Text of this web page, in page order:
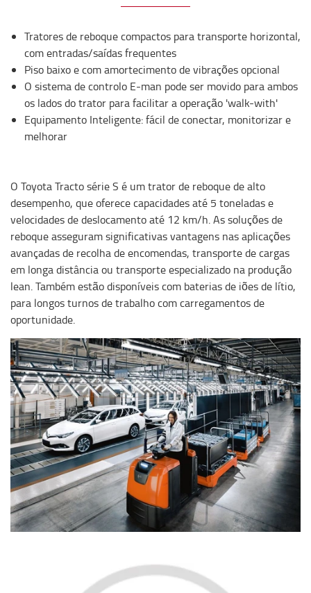
Tratores de reboque compactos para transporte horizontal,
com entradas/saídas frequentes
Piso baixo e com amortecimento de vibrações opcional
O sistema de controlo E-man pode ser movido para ambos
os lados do trator para facilitar a operação 'walk-with'
Equipamento Inteligente: fácil de conectar, monitorizar e
melhorar
O Toyota Tracto série S é um trator de reboque de alto
desempenho, que oferece capacidades até 5 toneladas e
velocidades de deslocamento até 12 km/h. As soluções de
reboque asseguram significativas vantagens nas aplicações
avançadas de recolha de encomendas, transporte de cargas
em longa distância ou transporte especializado na produção
lean. Também estão disponíveis com baterias de iões de lítio,
para longos turnos de trabalho com carregamentos de
oportunidade.